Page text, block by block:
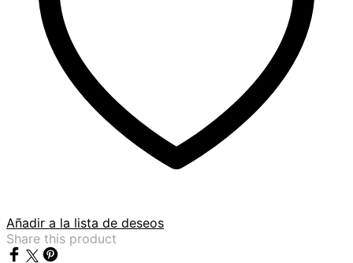
Añadir a la lista de deseos
Share this product